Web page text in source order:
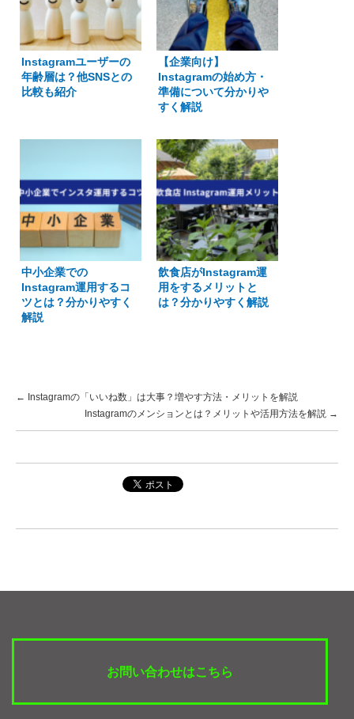
Instagramユーザーの
年齢層は？他SNSとの
比較も紹介
【企業向け】
Instagramの始め方・
準備について分かりや
すく解説
中小企業での
Instagram運用するコ
ツとは？分かりやすく
解説
飲食店がInstagram運
用をするメリットと
は？分かりやすく解説
← Instagramの「いいね数」は大事？増やす方法・メリットを解説
Instagramのメンションとは？メリットや活用方法を解説 →
お問い合わせはこちら